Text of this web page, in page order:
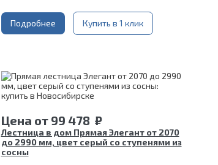
Угол наклона:39°
Ширина марша:
900 мм
Глубина ступени:
300 мм
Цвет каркаса:
Слоновая кость
Срок гарантии (на металлокаркас):25 лет
Подробнее Купить в 1 клик
Цена от 99 478 ₽
Лестница в дом Прямая Элегант от 2070
до 2990 мм, цвет серый со ступенями из
сосны